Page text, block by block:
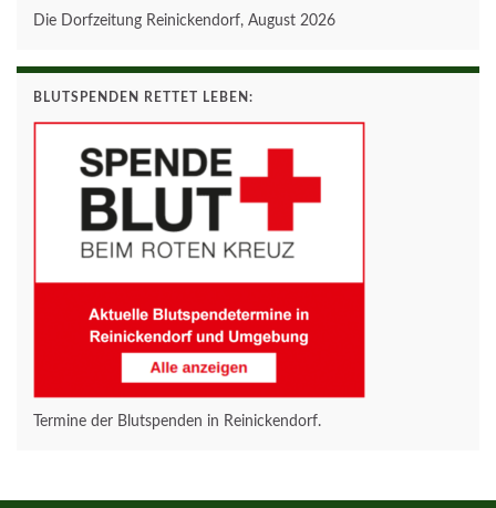
Die Dorfzeitung Reinickendorf, August 2026
BLUTSPENDEN RETTET LEBEN:
Termine der Blutspenden in Reinickendorf.